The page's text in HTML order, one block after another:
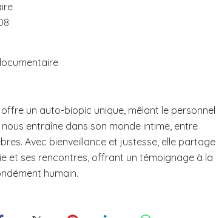
un auto-biopic unique, mêlant le personnel
nous entraîne dans son monde intime, entre
Avec bienveillance et justesse, elle partage
et ses rencontres, offrant un témoignage à la
humain.